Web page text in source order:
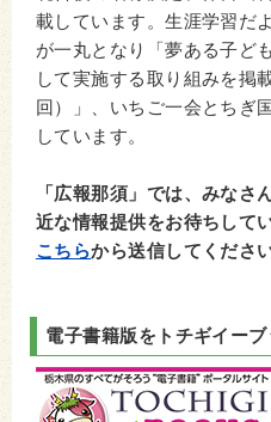
載しています。生涯学習だ
が一丸となり「夢ある子ど
して実施する取り組みを掲
回）」、いちご一会とちぎ
しています。
「広報那須」では、みなさ
近な情報提供をお待ちして
こちらから送信してください
電子書籍版をトチギイーブ